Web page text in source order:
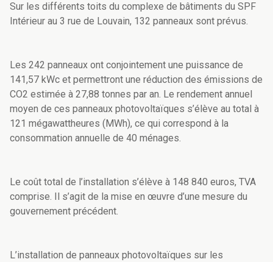
Sur les différents toits du complexe de bâtiments du SPF
Intérieur au 3 rue de Louvain, 132 panneaux sont prévus.
Les 242 panneaux ont conjointement une puissance de
141,57 kWc et permettront une réduction des émissions de
CO2 estimée à 27,88 tonnes par an. Le rendement annuel
moyen de ces panneaux photovoltaïques s’élève au total à
121 mégawattheures (MWh), ce qui correspond à la
consommation annuelle de 40 ménages.
Le coût total de l’installation s’élève à 148 840 euros, TVA
comprise. Il s’agit de la mise en œuvre d’une mesure du
gouvernement précédent.
L’installation de panneaux photovoltaïques sur les